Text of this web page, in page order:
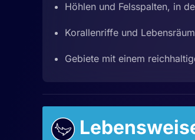
Höhlen und Felsspalten, in
Korallenriffe und
Gebiete mit einem